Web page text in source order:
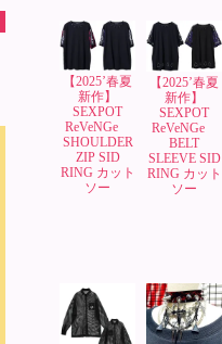
【2025’春夏
新作】
SEXPOT
ReVeNGe
SHOULDER
ZIP SID
RING カット
ソー
【2025’春夏
新作】
SEXPOT
ReVeNGe
BELT
SLEEVE SID
RING カット
ソー